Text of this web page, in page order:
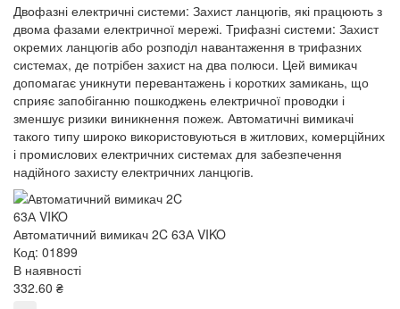
Двофазні електричні системи: Захист ланцюгів, які працюють з
двома фазами електричної мережі. Трифазні системи: Захист
окремих ланцюгів або розподіл навантаження в трифазних
системах, де потрібен захист на два полюси. Цей вимикач
допомагає уникнути перевантажень і коротких замикань, що
сприяє запобіганню пошкоджень електричної проводки і
зменшує ризики виникнення пожеж. Автоматичні вимикачі
такого типу широко використовуються в житлових, комерційних
і промислових електричних системах для забезпечення
надійного захисту електричних ланцюгів.
Автоматичний вимикач 2C 63А VIKO
Код: 01899
В наявності
332.60 ₴